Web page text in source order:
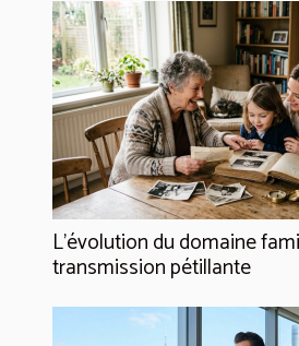
L’évolution du domaine
transmission pétillante